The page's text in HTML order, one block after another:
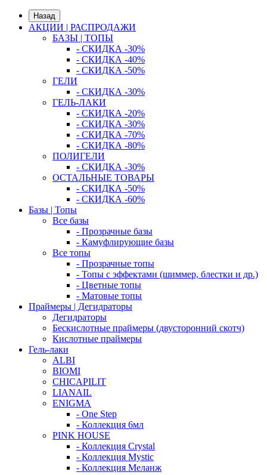
Назад
АКЦИИ | РАСПРОДАЖИ
БАЗЫ | ТОПЫ
- СКИДКА -30%
- СКИДКА -40%
- СКИДКА -50%
ГЕЛИ
- СКИДКА -30%
ГЕЛЬ-ЛАКИ
- СКИДКА -20%
- СКИДКА -30%
- СКИДКА -70%
- СКИДКА -80%
ПОЛИГЕЛИ
- СКИДКА -30%
ОСТАЛЬНЫЕ ТОВАРЫ
- СКИДКА -50%
- СКИДКА -60%
Базы | Топы
Все базы
- Прозрачные базы
- Камуфлирующие базы
Все топы
- Прозрачные топы
- Топы с эффектами (шиммер, блестки и др.)
- Цветные топы
- Матовые топы
Праймеры | Дегидраторы
Дегидраторы
Бескислотные праймеры (двусторонний скотч)
Кислотные праймеры
Гель-лаки
ALBI
BIOMI
CHICAPILIT
LIANAIL
ENIGMA
- One Step
- Коллекция 6мл
PINK HOUSE
- Коллекция Crystal
- Коллекция Mystic
- Коллекция Меланж